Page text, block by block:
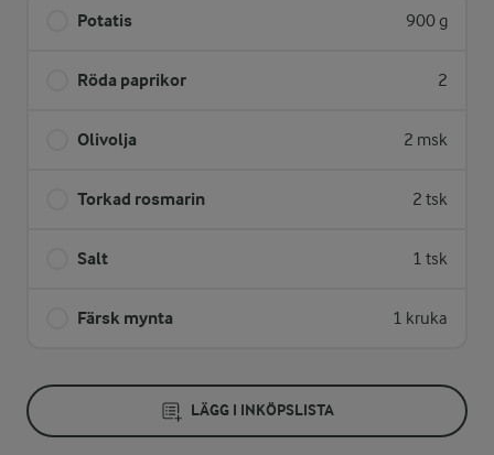
Potatis 900 g
Röda paprikor 2
Olivolja 2 msk
Torkad rosmarin 2 tsk
Salt 1 tsk
Färsk mynta 1 kruka
LÄGG I INKÖPSLISTA